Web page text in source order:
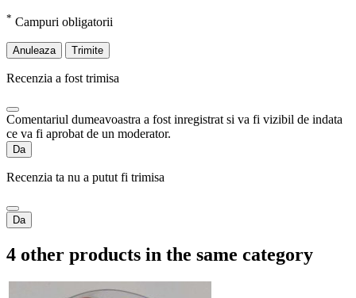
* Campuri obligatorii
Anuleaza Trimite
Recenzia a fost trimisa
Comentariul dumeavoastra a fost inregistrat si va fi vizibil de indata
ce va fi aprobat de un moderator.
Da
Recenzia ta nu a putut fi trimisa
Da
4 other products in the same category